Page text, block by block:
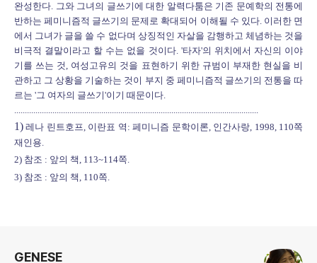
완성한다. 그와 그녀의 글쓰기에 대한 알력다툼은 기존 문예학의 전통에
반하는 페미니즘적 글쓰기의 문제로 확대되어 이해될 수 있다. 이러한 면
에서 그녀가 글을 쓸 수 없다며 상징적인 자살을 감행하고 체념하는 것을
비극적 결말이라고 할 수는 없을 것이다. '타자'의 위치에서 자신의 이야
기를 쓰는 것, 여성고유의 것을 표현하기 위한 규범이 부재한 현실을 비
관하고 그 상황을 기술하는 것이 부지 중 페미니즘적 글쓰기의 전통을 따
르는 '그 여자의 글쓰기'이기 때문이다.
...................................................................................................................
1) 레나 린트호프, 이란표 역: 페미니즘 문학이론, 인간사랑, 1998, 110쪽
재인용.
2) 참조 : 앞의 책, 113~114쪽.
3) 참조 : 앞의 책, 110쪽.
GENESE